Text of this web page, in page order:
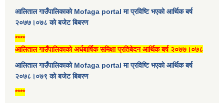
आलिताल गाउँपालिकाको Mofaga portal मा प्रविष्टि भएको आर्थिक बर्ष
२०७७।०७८ को बजेट बिबरण
****
आलिताल गाउँपालिकाको अर्धबार्षिक समिक्षा प्रतिबेदन आर्थिक बर्ष २०७७।०७८
आलिताल गाउँपालिकाको Mofaga portal मा प्रविष्टि भएको आर्थिक बर्ष
२०७८।०७९ को बजेट बिबरण
****